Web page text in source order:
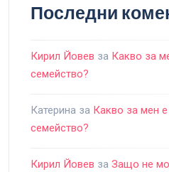
Последни
Кирил Йовев за Какво за
семейство?
Катерина за Какво за мен
семейство?
Кирил Йовев за Защо не